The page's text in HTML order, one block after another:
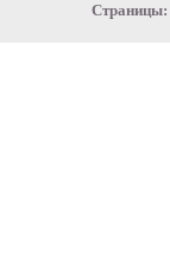
Страницы: